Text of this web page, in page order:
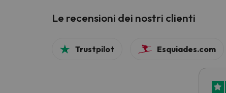
Le recensioni dei nostri clienti
Trustpilot Esquiades.com